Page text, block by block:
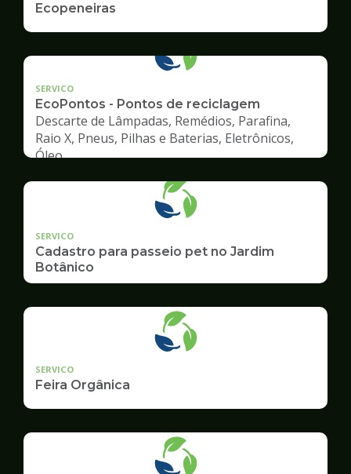
Ecopeneiras
SERVICO
EcoPontos - Pontos de reciclagem
Descarte de Lâmpadas, Remédios, Parafina,
Raio X, Pneus, Pilhas e Baterias, Eletrônicos,
Óleo
SERVICO
Cadastro para passeio pet no Jardim
Botânico
SERVICO
Feira Orgânica